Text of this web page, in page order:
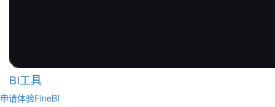
BI工具
申请体验FineBI